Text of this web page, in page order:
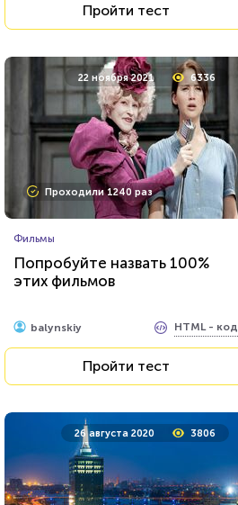
Пройти тест
22 ноября 2021 6336
Проходили 1240 раз
Фильмы
Попробуйте назвать 100%
этих фильмов
balynskiy HTML - код
Пройти тест
26 августа 2020 3806